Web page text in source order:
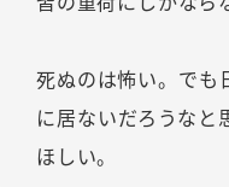
死ぬのは怖い。でも
に居ないだろうなと
ほしい。